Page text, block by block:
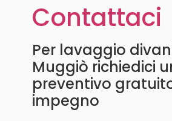
Contattaci
Per lavaggio
Muggiò richiedici
preventivo
impegno